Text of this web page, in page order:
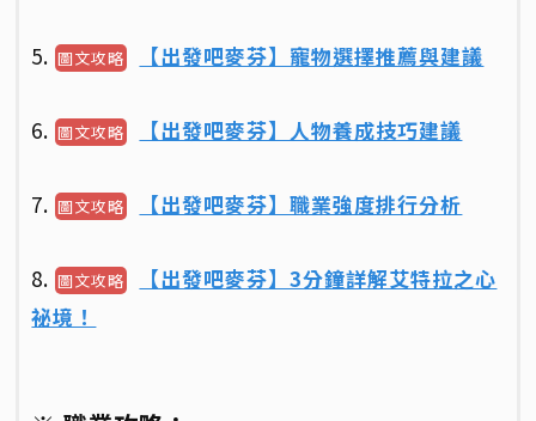
5.圖文攻略 【出發吧麥芬】寵物選擇推薦與建議
6.圖文攻略 【出發吧麥芬】人物養成技巧建議
7.圖文攻略 【出發吧麥芬】職業強度排行分析
8.圖文攻略
【出發吧麥芬】3分鐘詳解艾特拉之心
祕境！